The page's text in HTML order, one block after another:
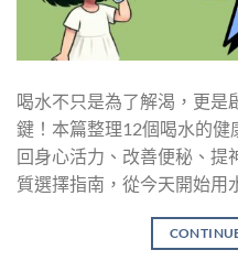
喝水不只是為了解渴，更是
鍵！本篇整理12個喝水的
回身心活力、改善便秘、提
質選擇指南，從今天開始用